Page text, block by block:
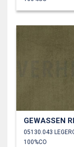
05130.043
100%CO